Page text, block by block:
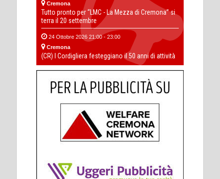
Cremona
Tutto pronto per “LMC - La Mezza di Cremona” si
terra il 20 settembre
24 Ottobre 2026 21:00 - 23:00
Cremona
(CR) I Cordigliera festeggiano il 50 anni di attività